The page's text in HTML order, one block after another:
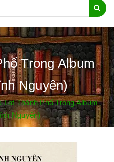
Trong Album
Nguyên)
Thành Phố Trong Album
Nguyên)